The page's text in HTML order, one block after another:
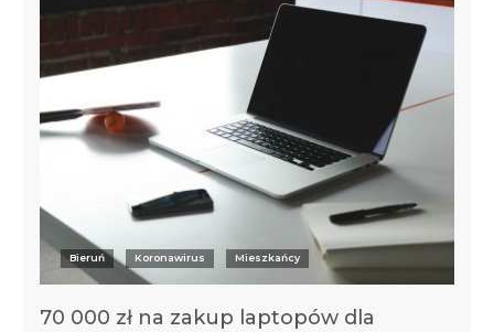
Bieruń Koronawirus Mieszkańcy
70 000 zł na zakup laptopów dla